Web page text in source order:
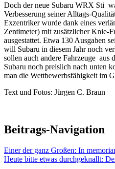
Doch der neue Subaru WRX Sti
Verbesserung seiner Alltags-
Exzentriker wurde dank eines
Zentimeter) mit zusätzlicher Knie-
ausgestattet. Etwa 130 Ausgaben
will Subaru in diesem Jahr noch
sollen auch andere Fahrzeuge aus
Subaru noch preislich nach unten
man die Wettbewerbsfähigkeit im
Text und Fotos: Jürgen C. Braun
Beitrags-Navigation
Einer der ganz Großen: In
Heute bitte etwas durchgeknallt: